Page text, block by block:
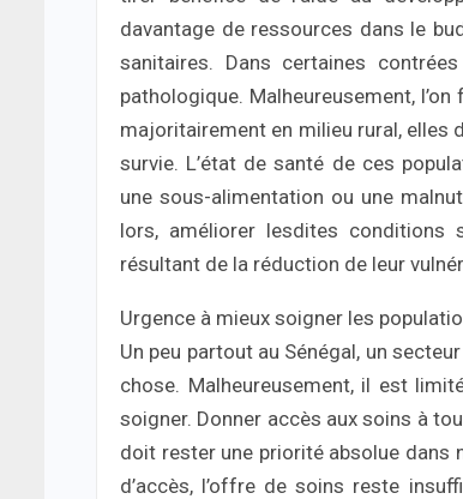
davantage de ressources dans le
sanitaires. Dans certaines
pathologique. Malheureusement,
majoritairement en milieu rural, elles
survie. L’état de santé de ces
une sous-alimentation ou une
lors, améliorer lesdites conditions
résultant de la réduction de leur
Urgence à mieux soigner les
Un peu partout au Sénégal, un
chose. Malheureusement, il est
soigner. Donner accès aux soins à
doit rester une priorité absolue dans
d’accès, l’offre de soins reste